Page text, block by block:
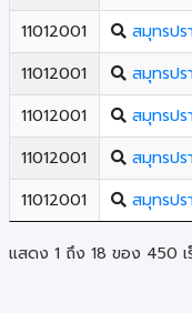
11012001
สมุทรปร
11012001
สมุทรปร
11012001
สมุทรปร
11012001
สมุทรปร
11012001
สมุทรปร
แสดง 1 ถึง 18 ของ 450 เ